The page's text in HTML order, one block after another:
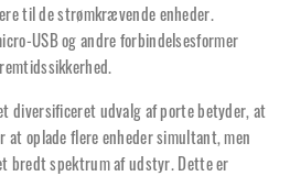
til de strømkrævende enheder.
USB og andre forbindelsesformer
diversificeret udvalg af porte betyder, at
at oplade flere enheder simultant, men
bredt spektrum af udstyr. Dette er